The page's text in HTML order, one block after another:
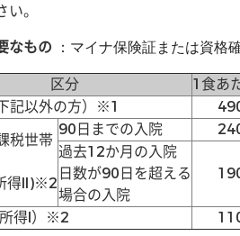
。
なもの ：マイナ保険証または資格
区分
1食あ
記以外の方）※1
税世帯
得II)※2
90日までの入院
過去12か月の入院
日数が90日を超える
場合の入院
得I）※2